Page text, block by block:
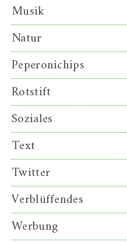
Musik
Natur
Peperonichips
Rotstift
Soziales
Text
Twitter
Verblüffendes
Werbung